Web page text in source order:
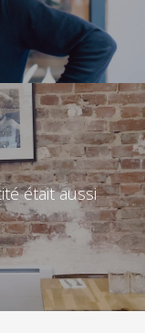
était aussi